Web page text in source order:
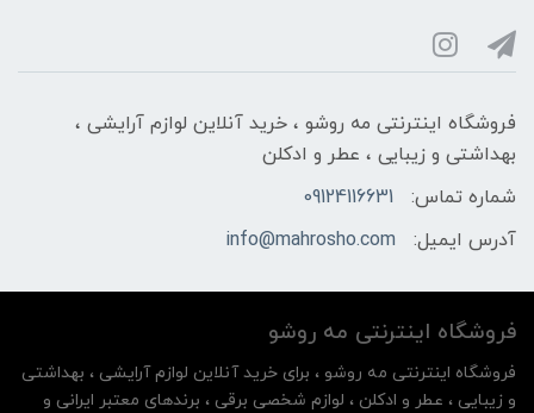
فروشگاه اینترنتی مه‌ رو‌شو ، خرید آنلاین لوازم آرایشی ،
بهداشتی و زیبایی ، عطر و ادکلن
شماره تماس:
09124116631
آدرس ایمیل:
info@mahrosho.com
فروشگاه اینترنتی مه‌ رو‌شو
فروشگاه اینترنتی مه‌ رو‌شو ، برای خرید آنلاین لوازم آرایشی ، بهداشتی
و زیبایی ، عطر و ادکلن ، لوازم شخصی برقی ، برندهای معتبر ایرانی و